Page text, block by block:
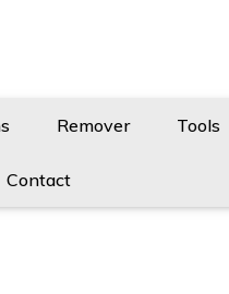
Remover Tools
Contact